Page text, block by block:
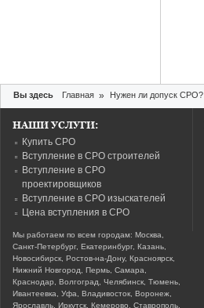
Вы здесь Главная » Нужен ли допуск СРО?
НАШИ УСЛУГИ:
Купить СРО
Вступление в СРО строителей
Вступление в СРО
проектировщиков
Вступление в СРО изыскателей
Цена вступления в СРО
Мы работаем по всем городам: Москва,
Санкт-Петербург, Екатеринбург, Казань,
Новосибирск, Ростов-на-Дону, Красноярск,
Нижний Новгород, Пермь, Самара,
Краснодар, Волгоград, Челябинск, Тюмень,
Ивантеевка, Уфа, Владивосток, Воронеж,
Ярославль, Иркутск, Кемерово, Ставрополь,